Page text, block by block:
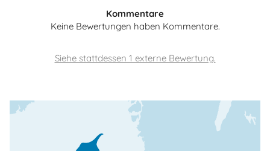
Kommentare
Keine Bewertungen haben Kommentare.
Siehe stattdessen 1 externe Bewertung.